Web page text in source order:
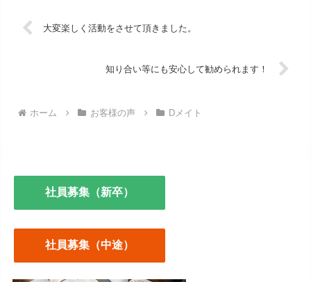
大変楽しく活動をさせて頂きました。
知り合い等にも安心して勧められます！
ホーム お客様の声 Dメイト
社員募集（新卒）
社員募集（中途）